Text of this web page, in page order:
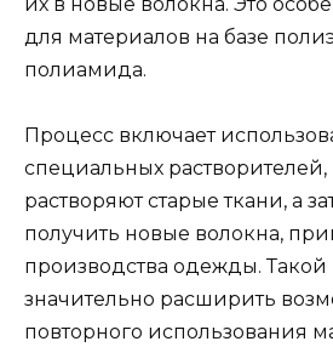
для материалов на базе
полиамида.
Процесс включает
специальных растворителей,
растворяют старые ткани, а
получить новые волокна,
производства одежды. Такой
значительно расширить
повторного использования